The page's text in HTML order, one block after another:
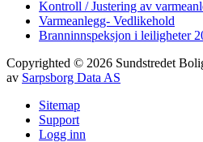
Kontroll / Justering av
Varmeanlegg- Vedlikehold
Branninnspeksjon i leiligheter
Copyrighted © 2026 Sundstredet
av Sarpsborg Data AS
Sitemap
Support
Logg inn